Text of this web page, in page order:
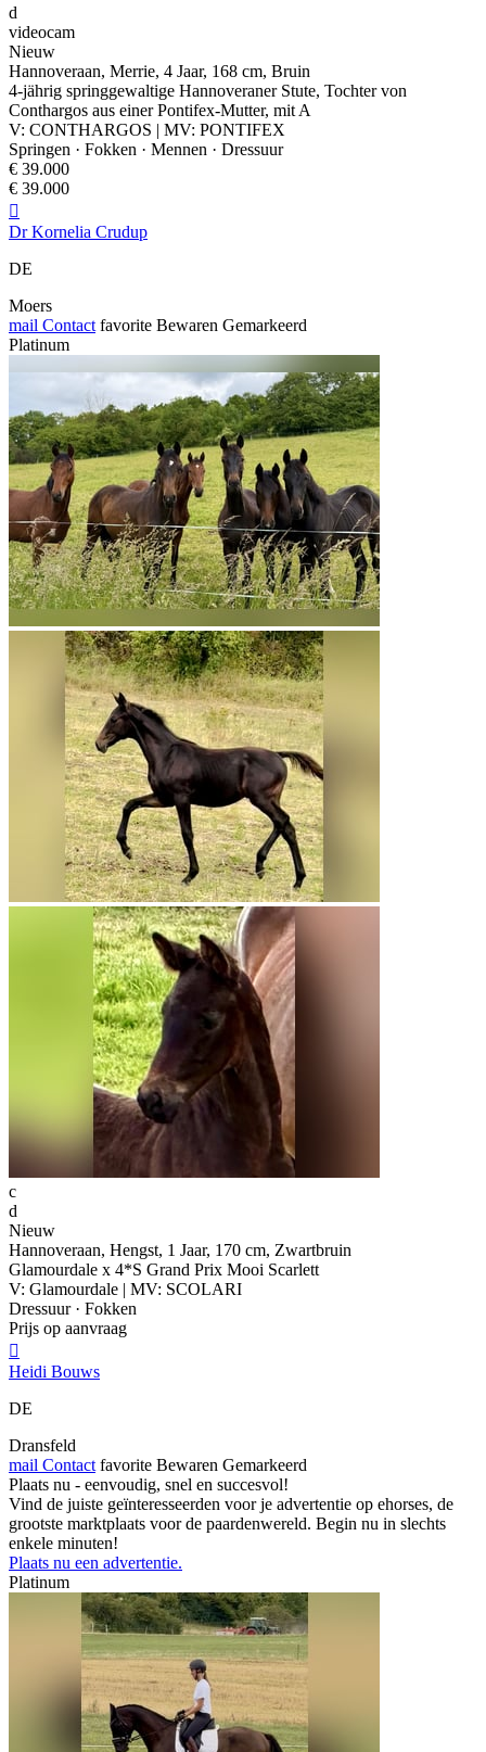
d
videocam
Nieuw
Hannoveraan, Merrie, 4 Jaar, 168 cm, Bruin
4-jährig springgewaltige Hannoveraner Stute, Tochter von
Conthargos aus einer Pontifex-Mutter, mit A
V: CONTHARGOS | MV: PONTIFEX
Springen · Fokken · Mennen · Dressuur
€ 39.000
€ 39.000

Dr Kornelia Crudup
DE
Moers
mail Contact favorite Bewaren Gemarkeerd
Platinum
c
d
Nieuw
Hannoveraan, Hengst, 1 Jaar, 170 cm, Zwartbruin
Glamourdale x 4*S Grand Prix Mooi Scarlett
V: Glamourdale | MV: SCOLARI
Dressuur · Fokken
Prijs op aanvraag

Heidi Bouws
DE
Dransfeld
mail Contact favorite Bewaren Gemarkeerd
Plaats nu - eenvoudig, snel en succesvol!
Vind de juiste geïnteresseerden voor je advertentie op ehorses, de
grootste marktplaats voor de paardenwereld. Begin nu in slechts
enkele minuten!
Plaats nu een advertentie.
Platinum